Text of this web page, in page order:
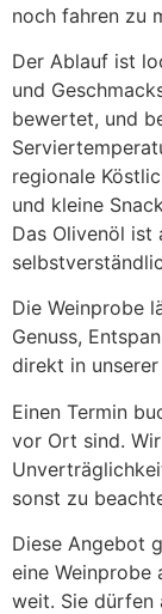
noch fahren zu
Der Ablauf ist
und
bewertet, und
regionale
und kleine
Das Olivenöl
Die Weinprobe
Genuss,
direkt in
Einen Termin
vor Ort sind.
sonst zu
Diese Angebot
eine Weinprobe
weit. Sie dürfen